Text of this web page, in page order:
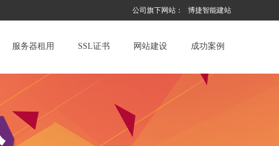
公司旗下网站： 博捷智能建站
服务器租用 SSL证书 网站建设 成功案例